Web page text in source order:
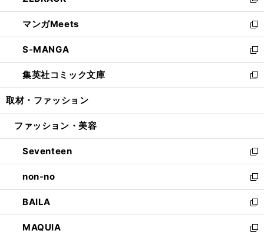
開
く
ウ
で
開
く
ン
ド
ウ
で
開
く
ウ
ィ
ン
ド
ウ
で
開
し
い
ウ
ィ
ン
ド
ウ
開
マンガMeets
新
し
い
ウ
ィ
ン
ウ
開
く
S-MANGA
新
し
い
ウ
ン
ウ
で
開
く
集英社コミック文庫
新
し
ウ
ン
ド
ウ
で
開
く
取材・ファッション
ファッション・美容
Seventeen
新
し
い
ウ
ィ
ン
ド
non-no
新
し
い
ウ
ィ
BAILA
新
し
い
MAQUIA
新